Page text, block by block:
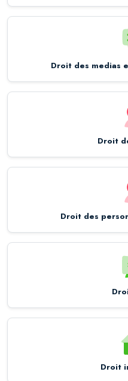
Droit des medias
Droit
Droit des
Droit